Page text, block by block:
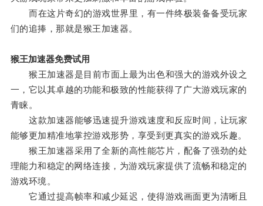
而在这片奇幻的游戏世界里，有一件终极装备备受玩家
们的追捧，那就是猴王加速器。
猴王加速器免费试用
猴王加速器是目前市面上最为出色和强大的游戏外设之
一，它以其卓越的功能和极致的性能获得了广大游戏玩家的
青睐。
这款加速器能够迅速提升游戏速度和反应时间，让玩家
能够更加精准地掌控游戏形势，享受到更真实的游戏乐趣。
猴王加速器采用了全新的高性能芯片，配备了强劲的处
理能力和稳定的网络连接，为游戏玩家提供了流畅和稳定的
游戏环境。
它通过提高帧率和减少延迟，使得游戏画面更为清晰且